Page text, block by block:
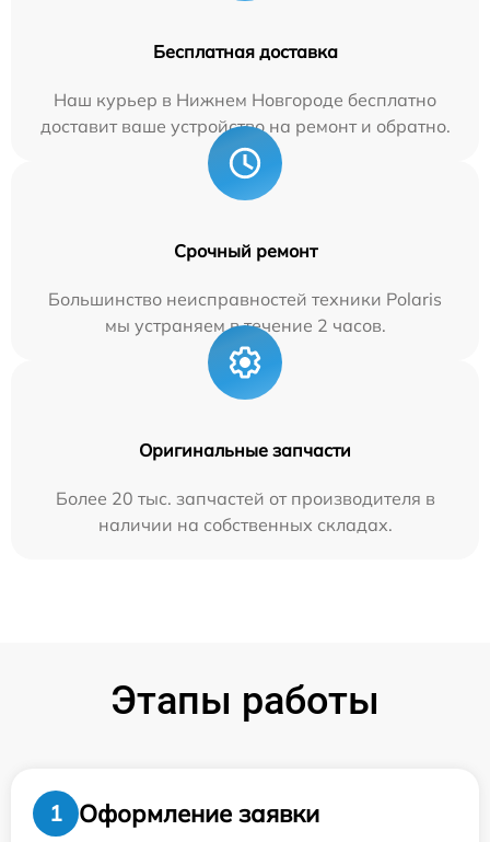
Бесплатная доставка
Наш курьер в Нижнем Новгороде бесплатно
доставит ваше устройство на ремонт и обратно.
Срочный ремонт
Большинство неисправностей техники Polaris
мы устраняем в течение 2 часов.
Оригинальные запчасти
Более 20 тыс. запчастей от производителя в
наличии на собственных складах.
Этапы работы
1
Оформление заявки